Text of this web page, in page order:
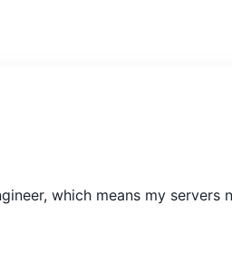
which means my servers